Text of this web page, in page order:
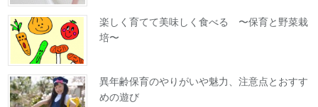
楽しく育てて美味しく食べる 〜保育と野菜栽
培〜
異年齢保育のやりがいや魅力、注意点とおすす
めの遊び